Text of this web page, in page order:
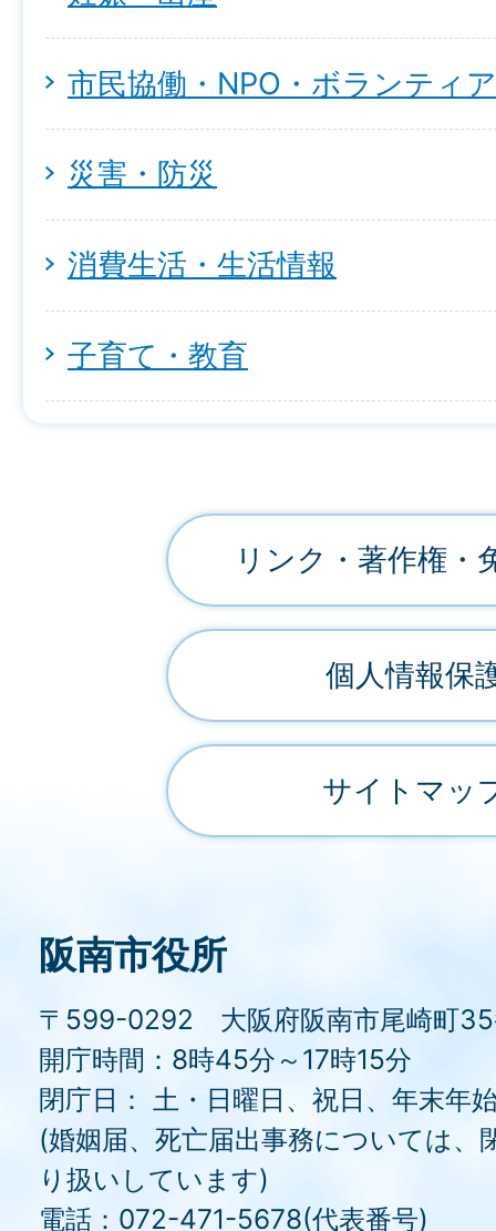
市民協働・NPO・ボランティア
災害・防災
消費生活・生活情報
子育て・教育
リンク・著作権・
個人情報保
サイトマッ
阪南市役所
〒599-0292 大阪府阪南市尾崎町35
開庁時間：8時45分～17時15分
閉庁日： 土・日曜日、祝日、年末年
(婚姻届、死亡届出事務については、
り扱いしています)
電話：072-471-5678(代表番号)